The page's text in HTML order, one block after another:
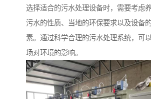
选择适合的污水处理设备时，需要考虑
污水的性质、当地的环保要求以及设备
素。通过科学合理的污水处理系统，可
场对环境的影响。